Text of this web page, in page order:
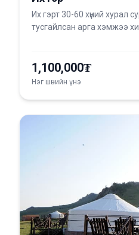
Их гэрт 30-60 хүний хурал
тусгайлсан арга хэмжээ
1,100,000₮
Нэг шөнийн үнэ